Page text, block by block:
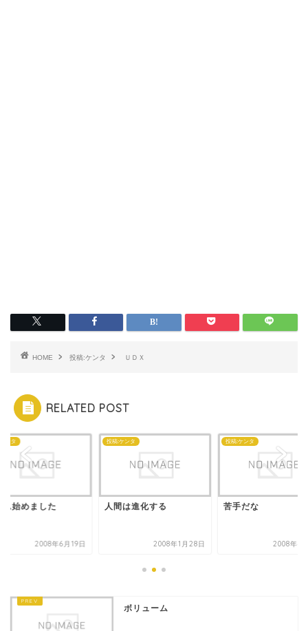
HOME 投稿:ケンタ ＵＤＸ
RELATED POST
ンタ
ム始めました
2008年6月19日
投稿:ケンタ
人間は進化する
2008年1月28日
投稿:ケンタ
苦手だな
2008年4
ボリューム